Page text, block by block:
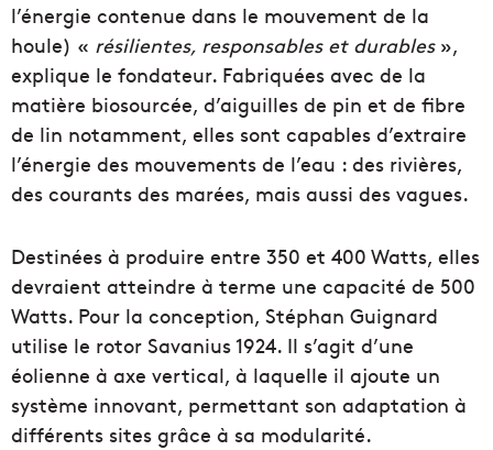
l’énergie contenue dans le mouvement de la
houle) « résilientes, responsables et durables»,
explique le fondateur. Fabriquées avec de la
matière biosourcée, d’aiguilles de pin et de fibre
de lin notamment, elles sont capables d’extraire
l’énergie des mouvements de l’eau : des rivières,
des courants des marées, mais aussi des vagues.
Destinées à produire entre 350 et 400 Watts, elles
devraient atteindre à terme une capacité de 500
Watts. Pour la conception, Stéphan Guignard
utilise le rotor Savanius 1924. Il s’agit d’une
éolienne à axe vertical, à laquelle il ajoute un
système innovant, permettant son adaptation à
différents sites grâce à sa modularité.